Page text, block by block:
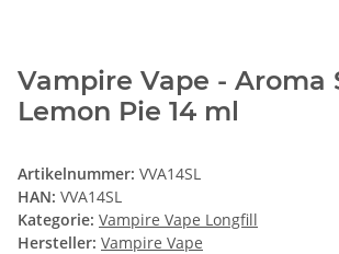
Vampire Vape - Aroma
Lemon Pie 14 ml
Artikelnummer: VVA14SL
HAN: VVA14SL
Kategorie: Vampire Vape Longfill
Hersteller: Vampire Vape